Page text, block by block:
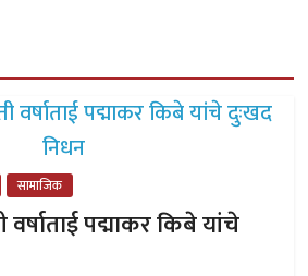
सामाजिक
वर्षाताई पद्माकर किबे यांचे